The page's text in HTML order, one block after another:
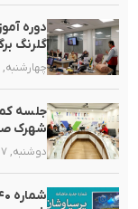
دوره
گلرنگ
چهارشنبه, ۲ اردیبهشت, ۱۴۰۵
جلسه
شهرک
دوشنبه, ۱۷ فروردین, ۱۴۰۵